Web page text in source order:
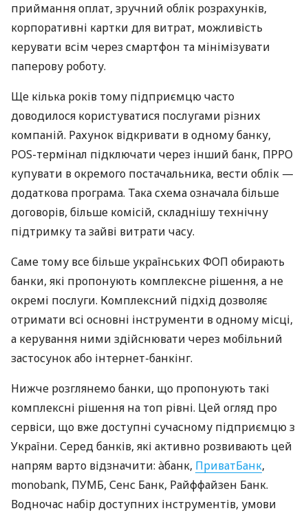
приймання оплат, зручний облік розрахунків,
корпоративні картки для витрат, можливість
керувати всім через смартфон та мінімізувати
паперову роботу.
Ще кілька років тому підприємцю часто
доводилося користуватися послугами різних
компаній. Рахунок відкривати в одному банку,
POS-термінал підключати через інший банк, ПРРО
купувати в окремого постачальника, вести облік —
додаткова програма. Така схема означала більше
договорів, більше комісій, складнішу технічну
підтримку та зайві витрати часу.
Саме тому все більше українських ФОП обирають
банки, які пропонують комплексне рішення, а не
окремі послуги. Комплексний підхід дозволяє
отримати всі основні інструменти в одному місці,
а керування ними здійснювати через мобільний
застосунок або інтернет-банкінг.
Нижче розглянемо банки, що пропонують такі
комплексні рішення на топ рівні. Цей огляд про
сервіси, що вже доступні сучасному підприємцю з
України. Серед банків, які активно розвивають цей
напрям варто відзначити: àбанк, ПриватБанк,
monobank, ПУМБ, Сенс Банк, Райффайзен Банк.
Водночас набір доступних інструментів, умови